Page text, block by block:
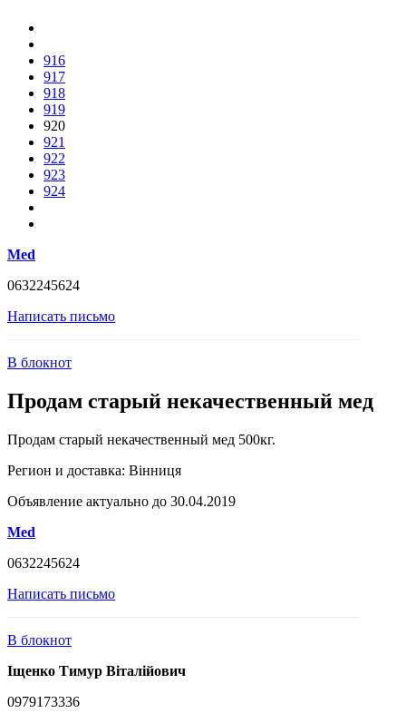
916
917
918
919
920
921
922
923
924
Med
0632245624
Написать письмо
В блокнот
Продам старый некачественный мед
Продам старый некачественный мед 500кг.
Регион и доставка: Вінниця
Объявление актуально до 30.04.2019
Med
0632245624
Написать письмо
В блокнот
Іщенко Тимур Віталійович
0979173336